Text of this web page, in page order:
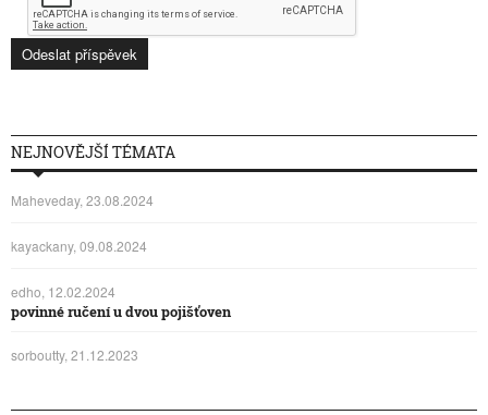
NEJNOVĚJŠÍ TÉMATA
Maheveday, 23.08.2024
kayackany, 09.08.2024
edho, 12.02.2024
povinné ručení u dvou pojišťoven
sorboutty, 21.12.2023